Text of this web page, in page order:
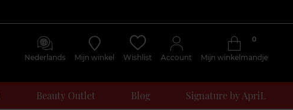
Nederlands Mijn winkel Wishlist Account Mijn winkelmandje
0
Beauty Outlet Blog Signature by ApriL